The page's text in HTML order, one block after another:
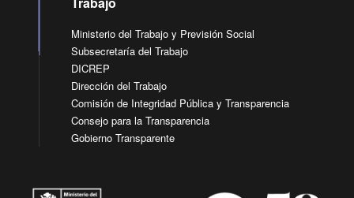
Ministerio del Trabajo y Previsión Social
Subsecretaría del Trabajo
DICREP
Dirección del Trabajo
Comisión de Integridad Pública y Transparencia
Consejo para la Transparencia
Gobierno Transparente